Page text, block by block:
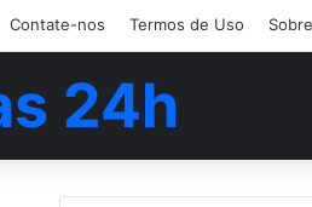
Contate-nos Termos de Uso
24h